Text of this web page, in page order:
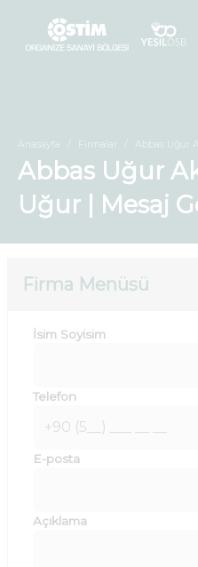
Anasayfa Firmalar Abbas Uğur
Abbas Uğur
Uğur | Mesaj
Firma Menüsü
İsim Soyisim
Telefon
E-posta
Açıklama